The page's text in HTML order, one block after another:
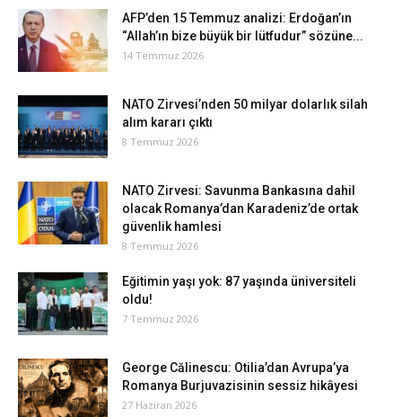
AFP’den 15 Temmuz analizi: Erdoğan’ın
“Allah’ın bize büyük bir lütfudur” sözüne...
14 Temmuz 2026
NATO Zirvesi’nden 50 milyar dolarlık silah
alım kararı çıktı
8 Temmuz 2026
NATO Zirvesi: Savunma Bankasına dahil
olacak Romanya’dan Karadeniz’de ortak
güvenlik hamlesi
8 Temmuz 2026
Eğitimin yaşı yok: 87 yaşında üniversiteli
oldu!
7 Temmuz 2026
George Călinescu: Otilia’dan Avrupa’ya
Romanya Burjuvazisinin sessiz hikâyesi
27 Haziran 2026